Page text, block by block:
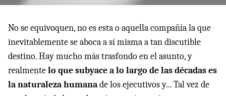
No se equivoquen, no es esta o aquella compañía la que
inevitablemente se aboca a sí misma a tan discutible
destino. Hay mucho más trasfondo en el asunto, y
realmentelo que subyace a lo largo de las décadas es
la naturaleza humanade los ejecutivos y... Tal vez de